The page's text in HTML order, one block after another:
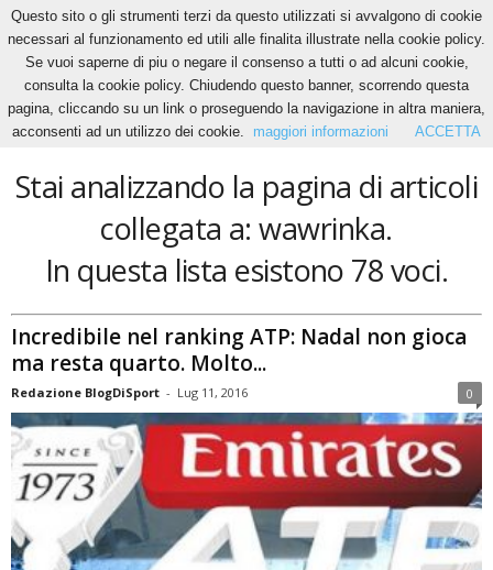
Home Tags Wawrinka
wawrinka
Stai analizzando la pagina di articoli
collegata a: wawrinka.
In questa lista esistono 78 voci.
Incredibile nel ranking ATP: Nadal non gioca
ma resta quarto. Molto...
Redazione BlogDiSport - Lug 11, 2016 0
Questo sito o gli strumenti terzi da questo utilizzati si avvalgono di cookie
necessari al funzionamento ed utili alle finalita illustrate nella cookie policy.
Se vuoi saperne di piu o negare il consenso a tutti o ad alcuni cookie,
consulta la cookie policy. Chiudendo questo banner, scorrendo questa
pagina, cliccando su un link o proseguendo la navigazione in altra maniera,
acconsenti ad un utilizzo dei cookie.
maggiori informazioni ACCETTA